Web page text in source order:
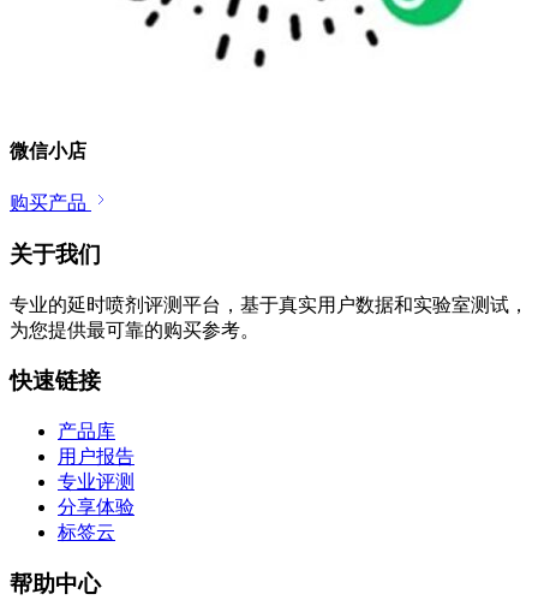
微信小店
购买产品
关于我们
专业的延时喷剂评测平台，基于真实用户数据和实验室测试，
为您提供最可靠的购买参考。
快速链接
产品库
用户报告
专业评测
分享体验
标签云
帮助中心